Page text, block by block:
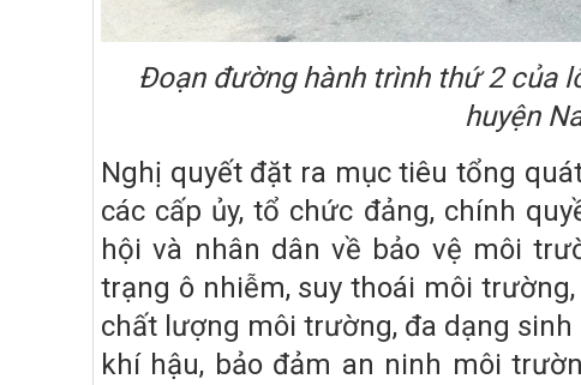
Đoạn đường hành trình thứ 2 của
huyện
Nghị quyết đặt ra mục tiêu tổng
các cấp ủy, tổ chức đảng, chính
hội và nhân dân về bảo vệ môi
trạng ô nhiễm, suy thoái môi
chất lượng môi trường, đa dạng
khí hậu, bảo đảm an ninh môi